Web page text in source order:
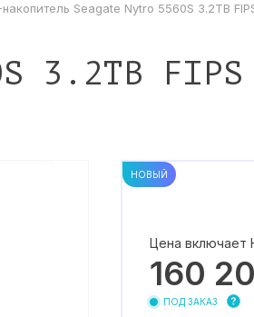
накопитель Seagate Nytro 5560S 3.2TB
3.2TB
НОВЫЙ
Цена включает
160
ПОД ЗАКАЗ